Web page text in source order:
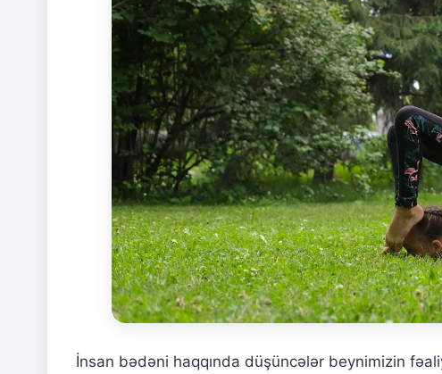
İnsan bədəni haqqında düşüncələr beynimizin